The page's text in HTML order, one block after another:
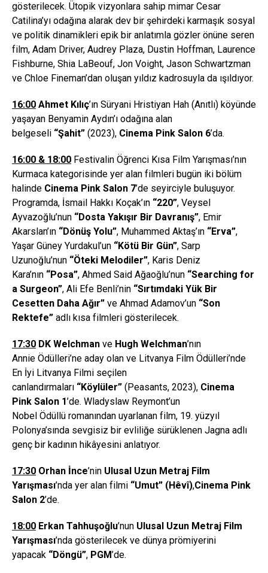
gösterilecek. Ütopik vizyonlara sahip mimar Cesar
Catilina’yı odağına alarak dev bir şehirdeki karmaşık sosyal
ve politik dinamikleri epik bir anlatımla gözler önüne seren
film, Adam Driver, Audrey Plaza, Dustin Hoffman, Laurence
Fishburne, Shia LaBeouf, Jon Voight, Jason Schwartzman
ve Chloe Fineman’dan oluşan yıldız kadrosuyla da ışıldıyor.
16:00 Ahmet Kı ıç’ın Süryani Hristiyan Hah (Anıtlı) köyünde
yaşayan Benyamin Aydın’ı odağına alan
belgeseli “Şahit” (2023), Cinema Pink Salon 6’da.
16:00 & 18:00 Festivalin Öğrenci Kısa Film Yarışması’nın
Kurmaca kategorisinde yer alan filmleri bugün iki bölüm
halinde Cinema Pink Salon 7’de seyirciyle buluşuyor.
Programda, İsmail Hakkı Koçak’ın “220”, Veysel
Ayvazoğlu’nun “Dosta Yakışır Bir Davranış”, Emir
Akarslan’ın “Dönüş Yolu”, Muhammed Aktaş’ın “Erva”,
Yaşar Güney Yurdakul’un “Kötü Bir Gün”, Sarp
Uzunoğlu’nun “Öteki Melodiler”, Karis Deniz
Kara’nın “Posa”, Ahmed Said Ağaoğlu’nun “Searching for
a Surgeon”, Ali Efe Benli’nin “Sırtımdaki Yük Bir
Cesetten Daha Ağır” ve Ahmad Adamov’un “Son
Rektefe” adlı kısa filmleri gösterilecek.
17:30 DK Welchman ve Hugh Welchman’nın
Annie Ödülleri’ne aday olan ve Litvanya Film Ödülleri’nde
En İyi Litvanya Filmi seçilen
canlandırmaları “Köylüler” (Peasants, 2023), Cinema
Pink Salon 1’de. Wladyslaw Reymont’un
Nobel Ödüllü romanından uyarlanan film, 19. yüzyıl
Polonya’sında sevgisiz bir evliliğe sürüklenen Jagna adlı
genç bir kadının hikâyesini anlatıyor.
17:30 Orhan İnce’nin Ulusal Uzun Metraj Film
Yarışması’nda yer alan filmi “Umut” (Hêvî),Cinema Pink
Salon 2’de.
18:00 Erkan Tahhuşoğlu’nun Ulusal Uzun Metraj Film
Yarışması’nda gösterilecek ve dünya prömiyerini
yapacak “Döngü”, PGM’de.